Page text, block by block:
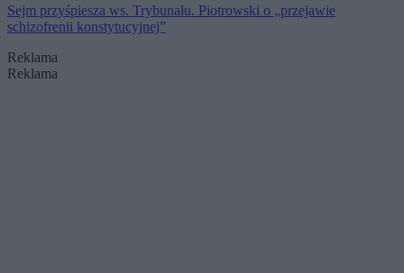
Sejm przyśpiesza ws. Trybunału. Piotrowski o „przejawie
schizofrenii konstytucyjnej”
Reklama
Reklama